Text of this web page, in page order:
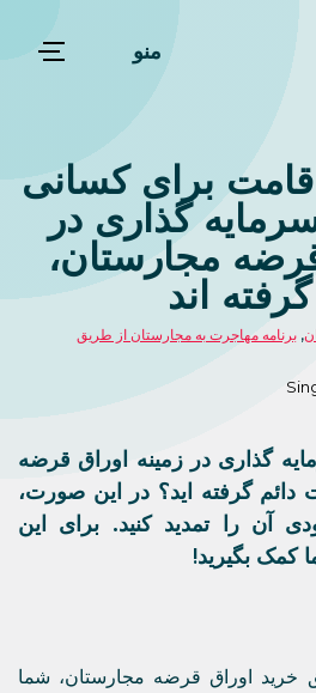
منو
برای کسانی
گذاری در
مجارستان،
اند
, برنامه مهاجرت به مجارستان از طریق
گذاری در زمینه اوراق قرضه
دائم گرفته اید؟ در این صورت،
آن را تمدید کنید. برای این
کمک بگیرید!
خرید اوراق قرضه مجارستان، شما